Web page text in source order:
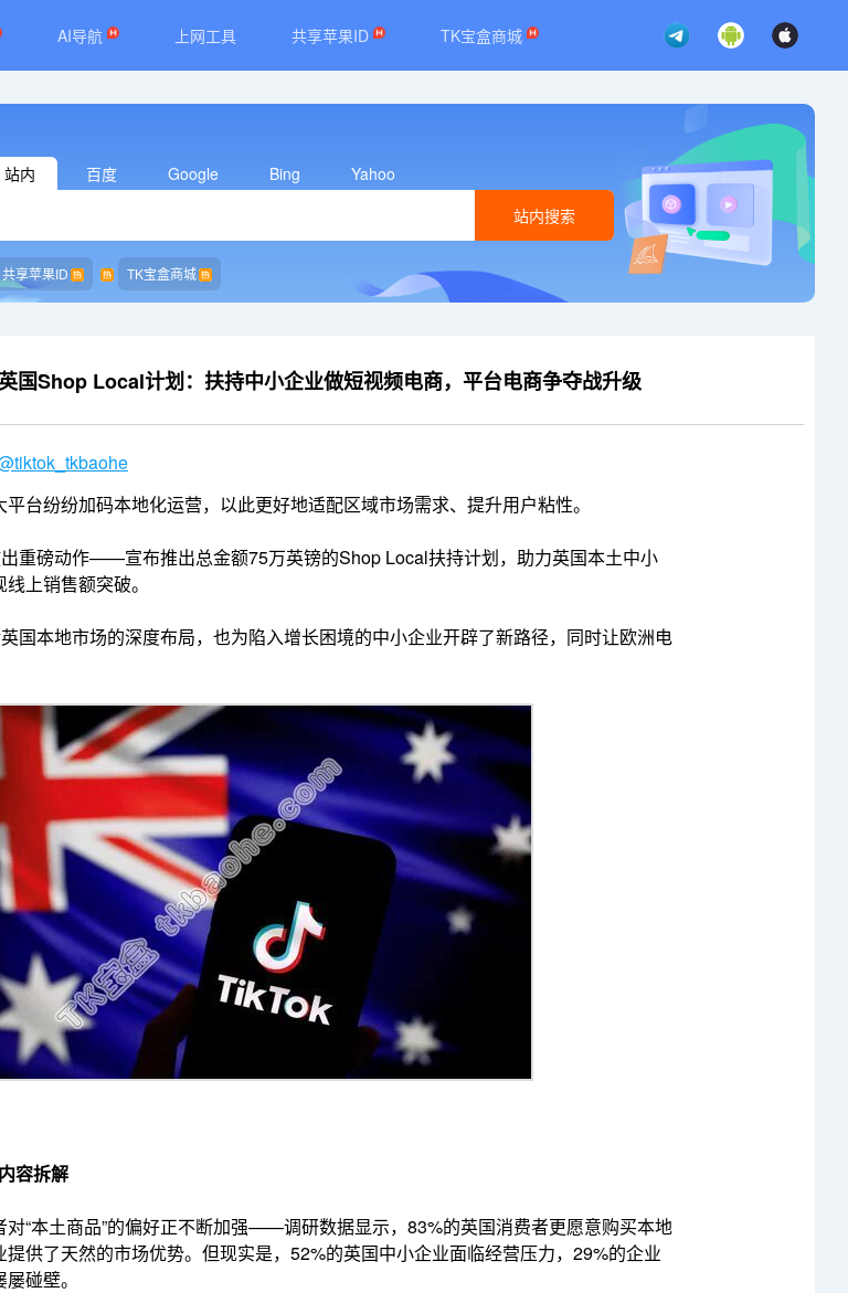
AI导航 上网工具 共享苹果ID TK宝盒商城
站内 百度 Google Bing Yahoo
站内搜索
共享苹果ID TK宝盒商城
国Shop Local计划：扶持中小企业做短视频电商，平台电商争夺战升级
台纷纷加码本地化运营，以此更好地适配区域市场需求、提升用户粘性。
重磅动作——宣布推出总金额75万英镑的Shop Local扶持计划，助力英国本土中小
上销售额突破。
国本地市场的深度布局，也为陷入增长困境的中小企业开辟了新路径，同时让欧洲电
容拆解
“本土商品”的偏好正不断加强——调研数据显示，83%的英国消费者更愿意购买本地
供了天然的市场优势。但现实是，52%的英国中小企业面临经营压力，29%的企业
碰壁。